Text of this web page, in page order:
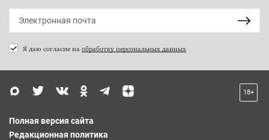
Я даю согласие на обработку персональных данных
18+
Полная версия сайта
Редакционная политика